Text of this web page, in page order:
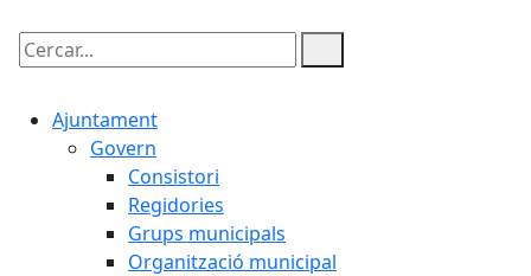
Cercar:
Ajuntament
Govern
Consistori
Regidories
Grups municipals
Organització municipal